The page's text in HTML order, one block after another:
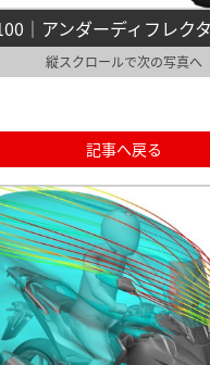
｜アンダーディフレク
縦スクロールで次の写真へ
記事へ戻る